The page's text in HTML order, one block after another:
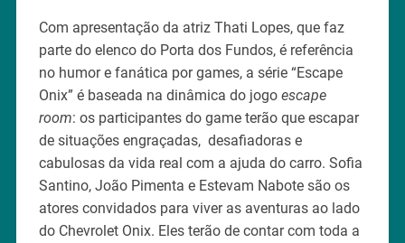
Com apresentação da atriz Thati Lopes, que faz
parte do elenco do Porta dos Fundos, é referência
no humor e fanática por games, a série “Escape
Onix” é baseada na dinâmica do jogo escape
room: os participantes do game terão que escapar
de situações engraçadas, desafiadoras e
cabulosas da vida real com a ajuda do carro. Sofia
Santino, João Pimenta e Estevam Nabote são os
atores convidados para viver as aventuras ao lado
do Chevrolet Onix. Eles terão de contar com toda a